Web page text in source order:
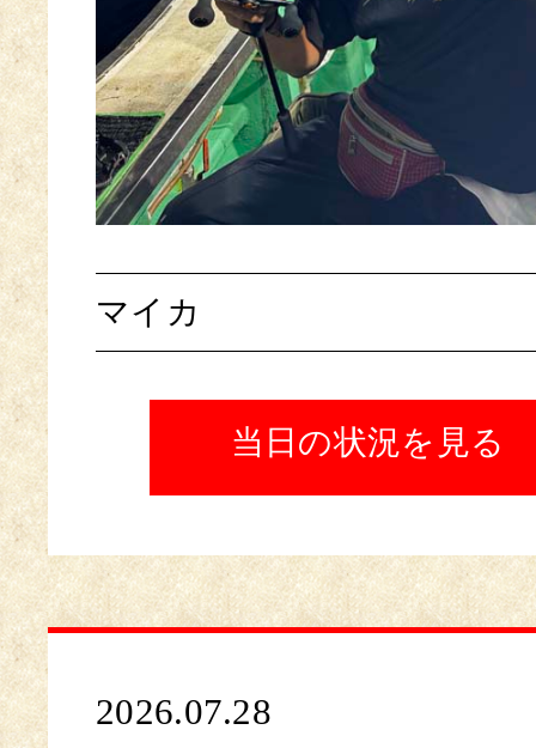
マイカ
当日の状況を見る
2026.07.28